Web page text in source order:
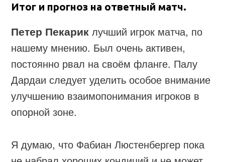
Итог и прогноз на ответный матч.
Петер Пекарик лучший игрок матча, по
нашему мнению. Был очень активен,
постоянно рвал на своём фланге. Палу
Дардаи следует уделить особое внимание
улучшению взаимопонимания игроков в
опорной зоне.
Я думаю, что Фабиан Люстенбергер пока